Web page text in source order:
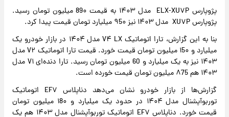
پژوپارس ELX-XU۷P مدل ۱۴۰۳ به قیمت 89۰ میلیون تومان رسید.
پژوپارس XU۷P مدل ۱۴۰۳ نیز ۹5۰ میلیارد تومان قیمت پیدا کرد.
بنا به این گزارش، تارا اتوماتیک V۴ LX مدل ۱۴۰۴ در بازار خودرو یک
میلیارد و ۱5۰ میلیون تومان قیمت خورد. قیمت تارا اتوماتیک V۲ مدل
۱۴۰۳ نیز به یک میلیارد و 60 میلیون تومان رسید. تارا دنده‌ای V۱ مدل
۱۴۰۳ هم ۸75 میلیون تومان قیمت خورده است.
گزارش‌ها از بازار خودرو نشان می‌دهد دناپلاس EF۷ اتوماتیک
توربوآپشنال مدل ۱۴۰۴ در حدود یک میلیارد و ۱8۰ میلیون تومان
قیمت خورد. دناپلاس EF۷ اتوماتیک توربوآپشنال مدل ۱۴۰۳ هم یک